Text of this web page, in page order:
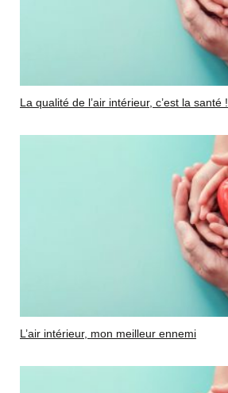
La qualité de l’air intérieur, c’est la santé !
L’air intérieur, mon meilleur ennemi